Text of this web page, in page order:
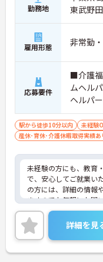
勤務地
東武野
雇用形態 非常勤
応募要件
■介護福
ムヘル
ヘルパ
駅から徒歩10分以内 未経験
産休･育休･介護休暇取得実績あ
未経験の方にも、教育
で、安心してご就業い
の方には、詳細の情報
ますのでお気軽にお問
詳細を見